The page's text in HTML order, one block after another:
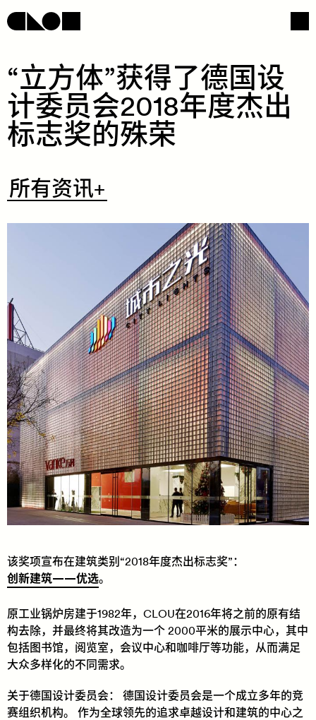
网页导航 社交媒体
/
​“​​立​​方​​体​​”​​获​​得​​了​​德​​国​​设​​
计​​委​​员​​会​2018​年​​度​​杰​​出​​
标​​志​​奖​​的​​殊​​荣​
​所有资讯+
所有资讯+
该奖项宣布在建筑类别“2018年度杰出标志奖”：
创新建筑——优选。
原工业锅炉房建于1982年，CLOU在2016年将之前的原有结
构去除，并最终将其改造为一个 2000平米的展示中心，其中
包括图书馆，阅览室，会议中心和咖啡厅等功能，从而满足
大众多样化的不同需求。
关于德国设计委员会： 德国设计委员会是一个成立多年的竞
赛组织机构。 作为全球领先的追求卓越设计和建筑的中心之